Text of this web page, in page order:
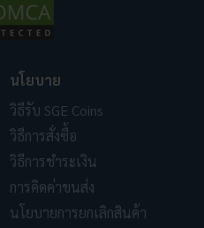
นโยบาย
วิธีรับ SGE Coins
วิธีการสั่งซื้อ
วิธีการชำระเงิน
การคิดค่าขนส่ง
นโยบายการยกเลิกสินค้า